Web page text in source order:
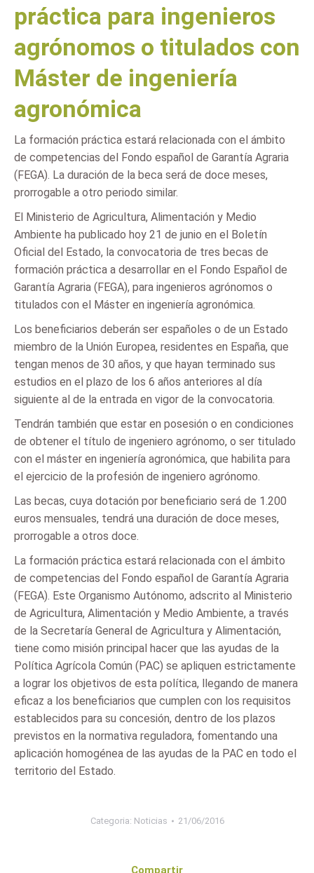
práctica para ingenieros
agrónomos o titulados con
Máster de ingeniería
agronómica
La formación práctica estará relacionada con el ámbito
de competencias del Fondo español de Garantía Agraria
(FEGA). La duración de la beca será de doce meses,
prorrogable a otro periodo similar.
El Ministerio de Agricultura, Alimentación y Medio
Ambiente ha publicado hoy 21 de junio en el Boletín
Oficial del Estado, la convocatoria de tres becas de
formación práctica a desarrollar en el Fondo Español de
Garantía Agraria (FEGA), para ingenieros agrónomos o
titulados con el Máster en ingeniería agronómica.
Los beneficiarios deberán ser españoles o de un Estado
miembro de la Unión Europea, residentes en España, que
tengan menos de 30 años, y que hayan terminado sus
estudios en el plazo de los 6 años anteriores al día
siguiente al de la entrada en vigor de la convocatoria.
Tendrán también que estar en posesión o en condiciones
de obtener el título de ingeniero agrónomo, o ser titulado
con el máster en ingeniería agronómica, que habilita para
el ejercicio de la profesión de ingeniero agrónomo.
Las becas, cuya dotación por beneficiario será de 1.200
euros mensuales, tendrá una duración de doce meses,
prorrogable a otros doce.
La formación práctica estará relacionada con el ámbito
de competencias del Fondo español de Garantía Agraria
(FEGA). Este Organismo Autónomo, adscrito al Ministerio
de Agricultura, Alimentación y Medio Ambiente, a través
de la Secretaría General de Agricultura y Alimentación,
tiene como misión principal hacer que las ayudas de la
Política Agrícola Común (PAC) se apliquen estrictamente
a lograr los objetivos de esta política, llegando de manera
eficaz a los beneficiarios que cumplen con los requisitos
establecidos para su concesión, dentro de los plazos
previstos en la normativa reguladora, fomentando una
aplicación homogénea de las ayudas de la PAC en todo el
territorio del Estado.
Categoria: Noticias 21/06/2016
Compartir